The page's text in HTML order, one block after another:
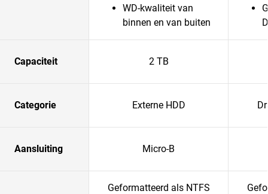
WD-kwaliteit van
binnen en van buiten
Capaciteit 2 TB
Categorie Externe HDD
Aansluiting Micro-B
Geformatteerd als NTFS